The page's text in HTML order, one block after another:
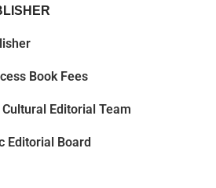
Book Fees
Editorial Team
Editorial Board